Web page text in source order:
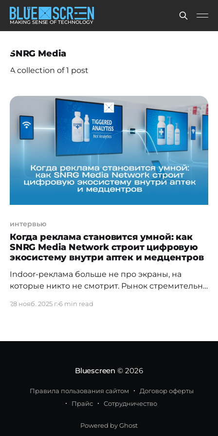
MAKING SENSE OF TECHNOLOGY
SNRG Media
A collection of 1 post
интервью
Когда реклама становится умной: как
SNRG Media Network строит цифровую
экосистему внутри аптек и медцентров
Indoor-реклама больше не про экраны, на
которые никто не смотрит. Рынок стремительно
превратила аптечные и медицинские дисплеи
28 нояб. 2025 г.6 min read
Bluescreen © 2026
Правила пользования сайтом
Договор оферты
Прайс
Сотрудничество
Powered by Ghost